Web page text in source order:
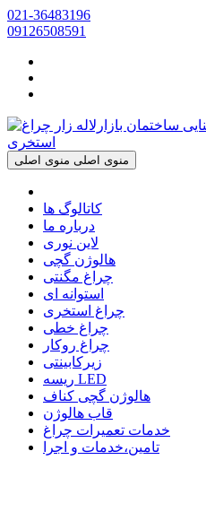
021-36483196
09126508591
منوی اصلی منوی اصلی
کاتالوگ ها
درباره ما
لاین نوری
هالوژن گچی
چراغ مگنتی
استوانه ای
چراغ استخری
چراغ خطی
چراغ روکار
زیرکابینتی
ریسه LED
هالوژن گچی کناف
قاب هالوژن
خدمات تعمیرات چراغ
تامین،خدمات و اجرا